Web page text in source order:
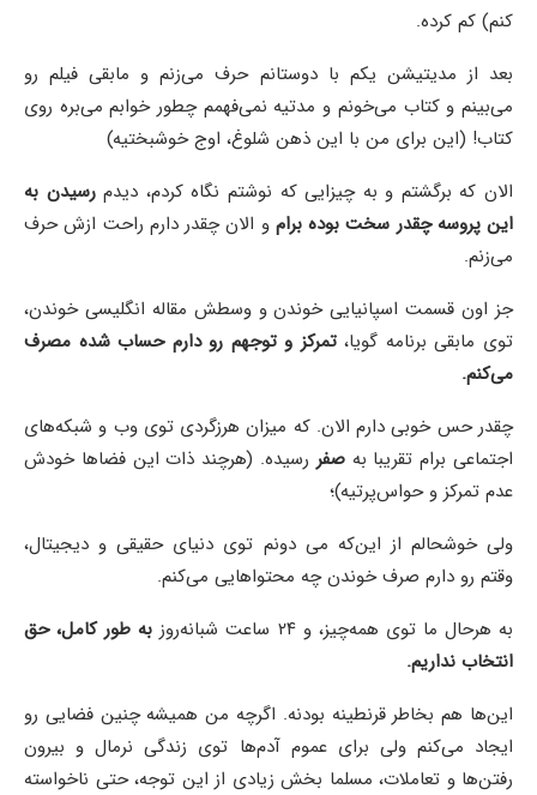
کنم) کم کرده.
بعد از مدیتیشن یکم با دوستانم حرف می‌زنم و مابقی فیلم رو
می‌بینم و کتاب می‌خونم و مدتیه نمی‌فهمم چطور خوابم می‌بره روی
کتاب! (این برای من با این ذهن شلوغ، اوج خوشبختیه)
الان که برگشتم و به چیزایی که نوشتم نگاه کردم، دیدمرسیدن به
این پروسه چقدر سخت بوده برام و الان چقدر دارم راحت ازش حرف
می‌زنم.
جز اون قسمت اسپانیایی خوندن و وسطش مقاله انگلیسی خوندن،
توی مابقی برنامه گویا،تمرکز و توجهم رو دارم حساب شده مصرف
می‌کنم.
چقدر حس خوبی دارم الان. که میزان هرزگردی توی وب و شبکه‌های
اجتماعی برام تقریبا بهصفر رسیده. (هرچند ذات این فضاها خودش
عدم تمرکز و حواس‌پرتیه)؛
ولی خوشحالم از این‌که می دونم توی دنیای حقیقی و دیجیتال،
وقتم رو دارم صرف خوندن چه محتواهایی می‌کنم.
به هرحال ما توی همه‌چیز، و ۲۴ ساعت شبانه‌روز
به طور کامل، حق
انتخاب نداریم.
این‌ها هم بخاطر قرنطینه بودنه. اگرچه من همیشه چنین فضایی رو
ایجاد می‌کنم ولی برای عموم آدم‌ها توی زندگی نرمال و بیرون
رفتن‌ها و تعاملات، مسلما بخش زیادی از این توجه، حتی ناخواسته